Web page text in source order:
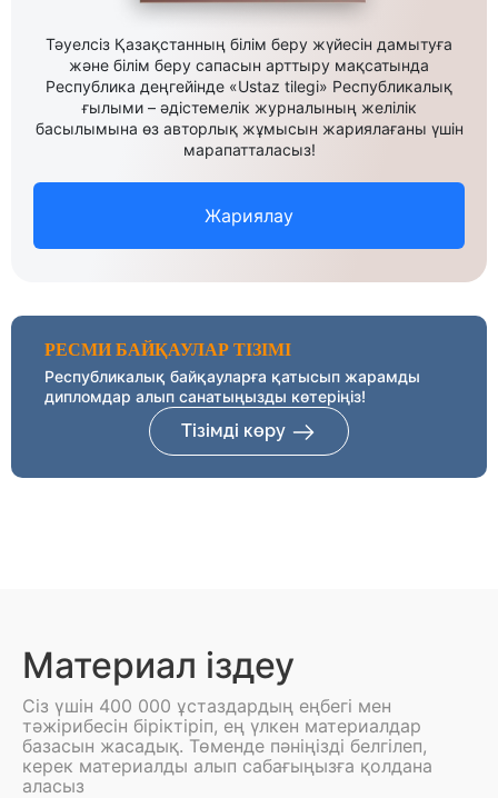
Тәуелсіз Қазақстанның білім беру жүйесін дамытуға
және білім беру сапасын арттыру мақсатында
Республика деңгейінде «Ustaz tilegi» Республикалық
ғылыми – әдістемелік журналының желілік
басылымына өз авторлық жұмысын жариялағаны үшін
марапатталасыз!
Жариялау
РЕСМИ БАЙҚАУЛАР ТІЗІМІ
Республикалық байқауларға қатысып жарамды
дипломдар алып санатыңызды көтеріңіз!
Тізімді көру
Материал іздеу
Сіз үшін 400 000 ұстаздардың еңбегі мен
тәжірибесін біріктіріп, ең үлкен материалдар
базасын жасадық. Төменде пәніңізді белгілеп,
керек материалды алып сабағыңызға қолдана
аласыз